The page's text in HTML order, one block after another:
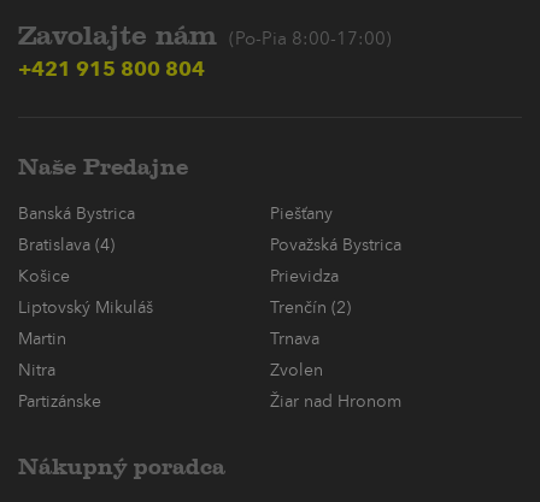
Zavolajte nám (Po-Pia 8:00-17:00)
+421 915 800 804
Naše Predajne
Banská Bystrica
Piešťany
Bratislava (4)
Považská Bystrica
Košice
Prievidza
Liptovský Mikuláš
Trenčín (2)
Martin
Trnava
Nitra
Zvolen
Partizánske
Žiar nad Hronom
Nákupný poradca